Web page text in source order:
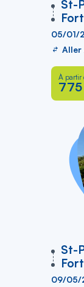
St-
vers
05/01/
Aller
À partir
St-
vers
09/05/